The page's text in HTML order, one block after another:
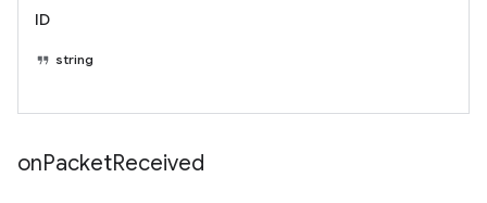
ID
string
onPacketReceived